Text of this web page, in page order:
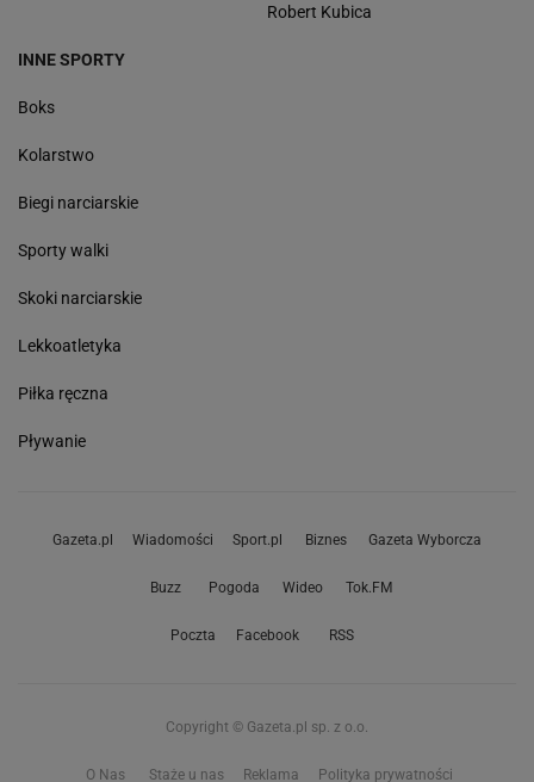
Robert Kubica
INNE SPORTY
Boks
Kolarstwo
Biegi narciarskie
Sporty walki
Skoki narciarskie
Lekkoatletyka
Piłka ręczna
Pływanie
Gazeta.pl Wiadomości Sport.pl Biznes Gazeta Wyborcza
Buzz Pogoda Wideo Tok.FM
Poczta Facebook RSS
Copyright © Gazeta.pl sp. z o.o.
O Nas Staże u nas Reklama Polityka prywatności